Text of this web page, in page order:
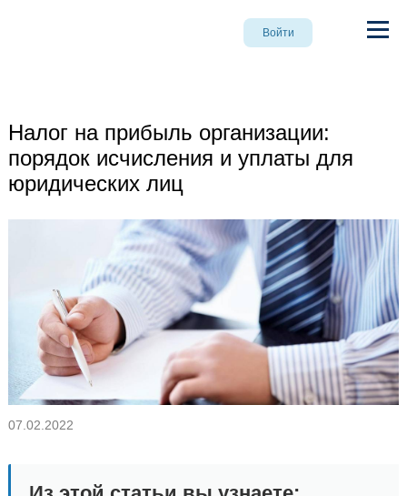
Войти
Налог на прибыль организации:
порядок исчисления и уплаты для
юридических лиц
07.02.2022